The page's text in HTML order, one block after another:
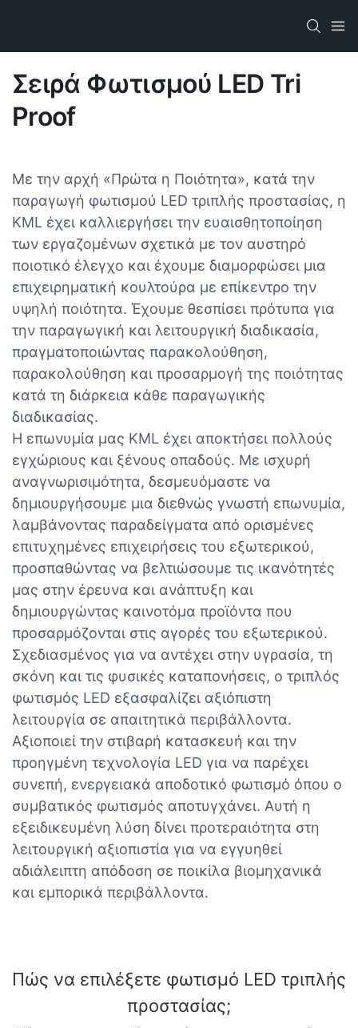
Σειρά Φωτισμού LED Tri
Proof
Με την αρχή «Πρώτα η Ποιότητα», κατά την
παραγωγή φωτισμού LED τριπλής προστασίας, η
KML έχει καλλιεργήσει την ευαισθητοποίηση
των εργαζομένων σχετικά με τον αυστηρό
ποιοτικό έλεγχο και έχουμε διαμορφώσει μια
επιχειρηματική κουλτούρα με επίκεντρο την
υψηλή ποιότητα. Έχουμε θεσπίσει πρότυπα για
την παραγωγική και λειτουργική διαδικασία,
πραγματοποιώντας παρακολούθηση,
παρακολούθηση και προσαρμογή της ποιότητας
κατά τη διάρκεια κάθε παραγωγικής
διαδικασίας.
Η επωνυμία μας KML έχει αποκτήσει πολλούς
εγχώριους και ξένους οπαδούς. Με ισχυρή
αναγνωρισιμότητα, δεσμευόμαστε να
δημιουργήσουμε μια διεθνώς γνωστή επωνυμία,
λαμβάνοντας παραδείγματα από ορισμένες
επιτυχημένες επιχειρήσεις του εξωτερικού,
προσπαθώντας να βελτιώσουμε τις ικανότητές
μας στην έρευνα και ανάπτυξη και
δημιουργώντας καινοτόμα προϊόντα που
προσαρμόζονται στις αγορές του εξωτερικού.
Σχεδιασμένος για να αντέχει στην υγρασία, τη
σκόνη και τις φυσικές καταπονήσεις, ο τριπλός
φωτισμός LED εξασφαλίζει αξιόπιστη
λειτουργία σε απαιτητικά περιβάλλοντα.
Αξιοποιεί την στιβαρή κατασκευή και την
προηγμένη τεχνολογία LED για να παρέχει
συνεπή, ενεργειακά αποδοτικό φωτισμό όπου ο
συμβατικός φωτισμός αποτυγχάνει. Αυτή η
εξειδικευμένη λύση δίνει προτεραιότητα στη
λειτουργική αξιοπιστία για να εγγυηθεί
αδιάλειπτη απόδοση σε ποικίλα βιομηχανικά
και εμπορικά περιβάλλοντα.
Πώς να επιλέξετε φωτισμό LED τριπλής
προστασίας;